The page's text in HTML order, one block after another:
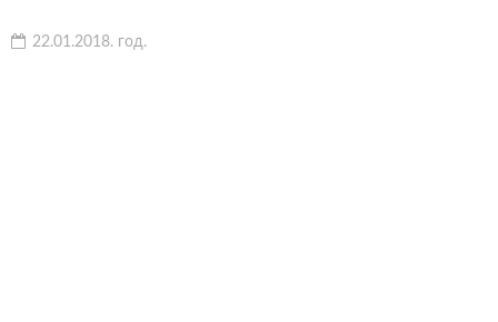
22.01.2018. год.